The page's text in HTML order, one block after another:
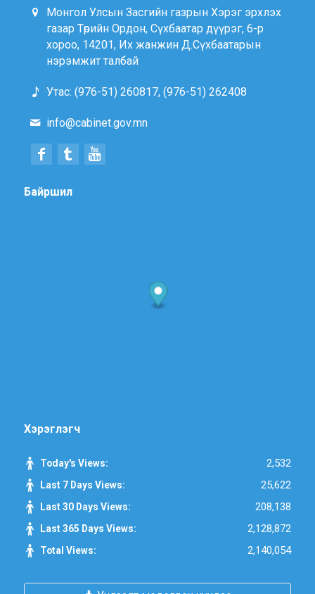
Монгол Улсын Засгийн газрын Хэрэг эрхлэх
газар Төрийн Ордон, Сүхбаатар дүүрэг, 6-р
хороо, 14201, Их жанжин Д.Сүхбаатарын
нэрэмжит талбай
Утас: (976-51) 260817, (976-51) 262408
info@cabinet.gov.mn
Байршил
Хэрэглэгч
Today's Views: 2,532
Last 7 Days Views: 25,622
Last 30 Days Views: 208,138
Last 365 Days Views: 2,128,872
Total Views: 2,140,054